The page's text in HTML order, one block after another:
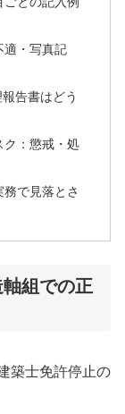
適・写真記
告書はどう
ク：懲戒・処
で見落とさ
組での正
築士免許停止の